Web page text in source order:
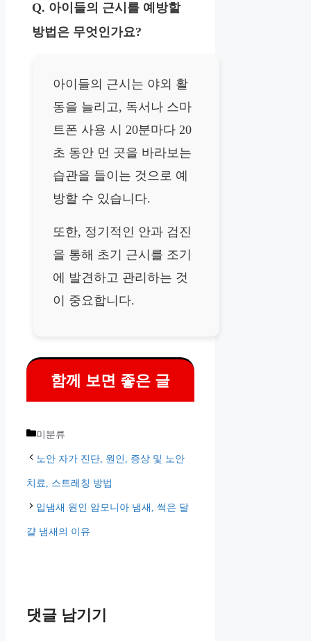
Q. 아이들의 근시를 예방할
방법은 무엇인가요?
아이들의 근시는 야외 활
동을 늘리고, 독서나 스마
트폰 사용 시 20분마다 20
초 동안 먼 곳을 바라보는
습관을 들이는 것으로 예
방할 수 있습니다.
또한, 정기적인 안과 검진
을 통해 초기 근시를 조기
에 발견하고 관리하는 것
이 중요합니다.
함께 보면 좋은 글
카
테
고
리
미분류
노안 자가 진단, 원인, 증상 및 노안
치료, 스트레칭 방법
입냄새 원인 암모니아 냄새, 썩은 달
걀 냄새의 이유
댓글 남기기